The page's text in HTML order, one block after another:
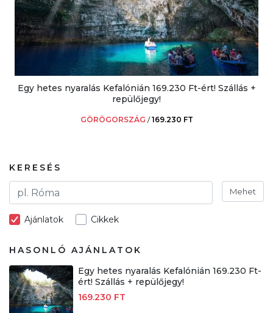
Egy hetes nyaralás Kefalónián 169.230 Ft-ért! Szállás +
repülőjegy!
GÖRÖGORSZÁG /169.230 FT
KERESÉS
Mehet
Ajánlatok Cikkek
HASONLÓ AJÁNLATOK
Egy hetes nyaralás Kefalónián 169.230 Ft-
ért! Szállás + repülőjegy!
169.230 FT